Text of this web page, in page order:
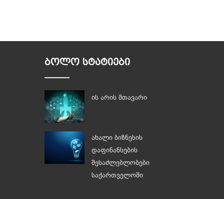
ᲑᲝᲚᲝ ᲡᲢᲐᲢᲘᲔᲑᲘ
ის არის მთავარი
ახალი ბიზნესის
დაფინანსების
შესაძლებლობები
საქართველოში